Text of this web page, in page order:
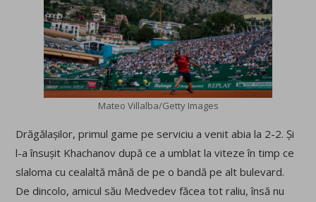
Mateo Villalba/Getty Images
Drăgălașilor, primul game pe serviciu a venit abia la 2-2. Și
l-a însușit Khachanov după ce a umblat la viteze în timp ce
slaloma cu cealaltă mână de pe o bandă pe alt bulevard.
De dincolo, amicul său Medvedev făcea tot raliu, însă nu